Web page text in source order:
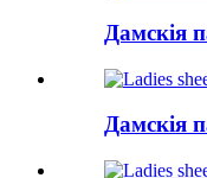
Дамскія
Дамскія